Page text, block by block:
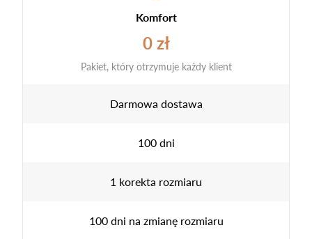
Komfort
0 zł
Pakiet, który otrzymuje każdy klient
Darmowa dostawa
100 dni
1 korekta rozmiaru
100 dni na zmianę rozmiaru